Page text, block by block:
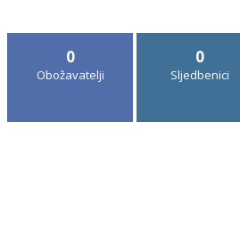
0
Obožavatelji
0
Sljedbenici